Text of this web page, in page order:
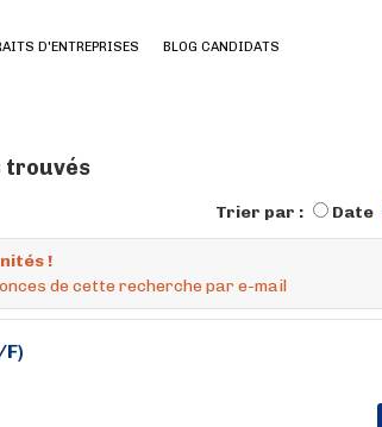
D'ENTREPRISES BLOG CANDIDATS
trouvés
Trier par : Date
!
de cette recherche par e-mail
F)